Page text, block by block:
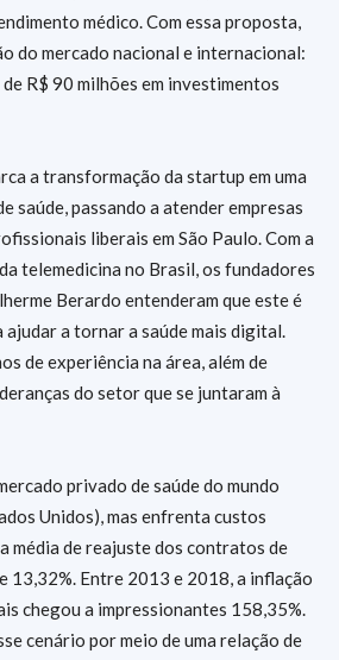
médico. Com essa proposta,
do mercado nacional e internacional:
R$ 90 milhões em investimentos
a transformação da startup em uma
saúde, passando a atender empresas
liberais em São Paulo. Com a
telemedicina no Brasil, os fundadores
Berardo entenderam que este é
a tornar a saúde mais digital.
de experiência na área, além de
do setor que se juntaram à
privado de saúde do mundo
Unidos), mas enfrenta custos
média de reajuste dos contratos de
13,32%. Entre 2013 e 2018, a inflação
chegou a impressionantes 158,35%.
cenário por meio de uma relação de